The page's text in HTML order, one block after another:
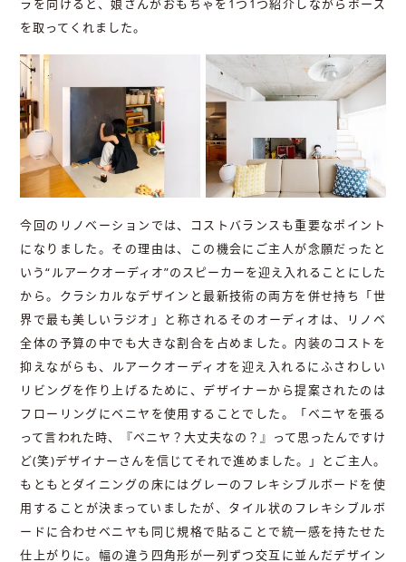
ラを向けると、娘さんがおもちゃを1つ1つ紹介しながらポーズ
を取ってくれました。
今回のリノベーションでは、コストバランスも重要なポイント
になりました。その理由は、この機会にご主人が念願だったと
いう“ルアークオーディオ”のスピーカーを迎え入れることにした
から。クラシカルなデザインと最新技術の両方を併せ持ち「世
界で最も美しいラジオ」と称されるそのオーディオは、リノベ
全体の予算の中でも大きな割合を占めました。内装のコストを
抑えながらも、ルアークオーディオを迎え入れるにふさわしい
リビングを作り上げるために、デザイナーから提案されたのは
フローリングにベニヤを使用することでした。「ベニヤを張る
って言われた時、『ベニヤ？大丈夫なの？』って思ったんですけ
ど(笑)デザイナーさんを信じてそれで進めました。」とご主人。
もともとダイニングの床にはグレーのフレキシブルボードを使
用することが決まっていましたが、タイル状のフレキシブルボ
ードに合わせベニヤも同じ規格で貼ることで統一感を持たせた
仕上がりに。幅の違う四角形が一列ずつ交互に並んだデザイン